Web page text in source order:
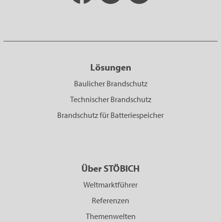
Lösungen
Baulicher Brandschutz
Technischer Brandschutz
Brandschutz für Batteriespeicher
Über STÖBICH
Weltmarktführer
Referenzen
Themenwelten